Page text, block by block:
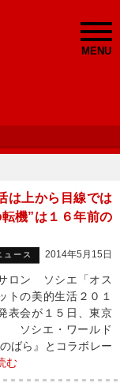
MENU
は上から目線では
機”は１６年前の
ュース 2014年5月15日
ロン ソシエ「オス
トの美的生活２０１
表会が１５日、東京
ソシエ・ワールド
ばら』とコラボレー
む